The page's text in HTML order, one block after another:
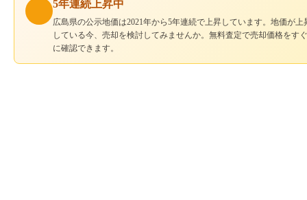
5年連続上昇中
広島県の公示地価は2021年から5年連続で上昇しています。地価が上
している今、売却を検討してみませんか。無料査定で売却価格をすぐ
に確認できます。